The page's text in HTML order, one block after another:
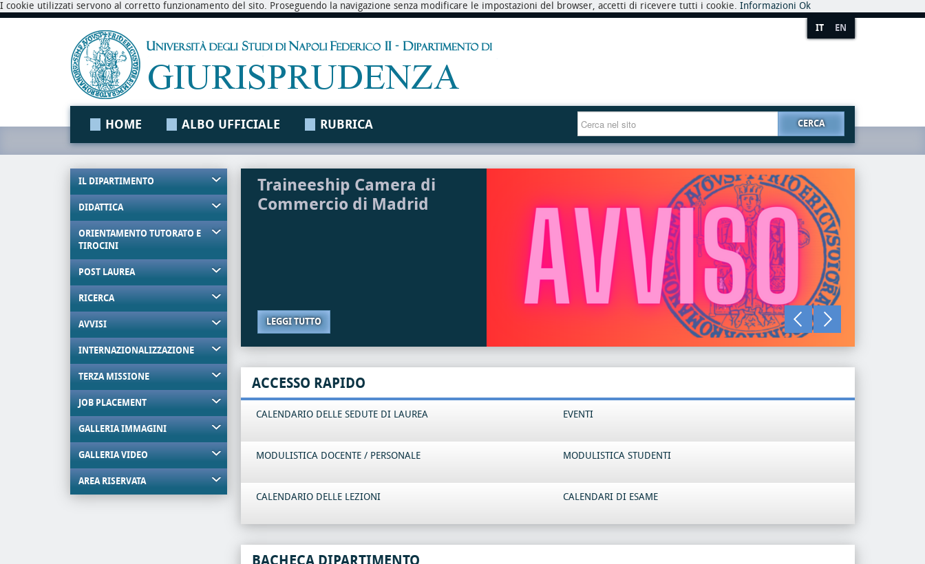
I cookie utilizzati servono al corretto funzionamento del sito. Proseguendo la navigazione senza modificare le impostazioni del browser, accetti di ricevere tutti i cookie. Informazioni Ok
IT EN
HOME ALBO UFFICIALE RUBRICA CERCA
IL DIPARTIMENTO
DIDATTICA
ORIENTAMENTO TUTORATO E
TIROCINI
POST LAUREA
RICERCA
AVVISI
INTERNAZIONALIZZAZIONE
TERZA MISSIONE
JOB PLACEMENT
GALLERIA IMMAGINI
GALLERIA VIDEO
AREA RISERVATA
Traineeship Camera di
Commercio di Madrid
LEGGI TUTTO
ACCESSO RAPIDO
CALENDARIO DELLE SEDUTE DI LAUREA EVENTI
MODULISTICA DOCENTE / PERSONALE MODULISTICA STUDENTI
CALENDARIO DELLE LEZIONI CALENDARI DI ESAME